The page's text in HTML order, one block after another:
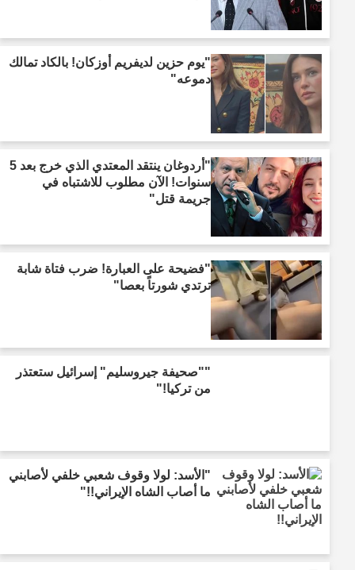
"يوم حزين لديفريم أوزكان! بالكاد تمالك
دموعه"
"أردوغان ينتقد المعتدي الذي خرج بعد 5
سنوات! الآن مطلوب للاشتباه في
جريمة قتل"
"فضيحة على العبارة! ضرب فتاة شابة
ترتدي شورتاً بعصا"
""صحيفة جيروسليم" إسرائيل ستعتذر
من تركيا!"
"الأسد: لولا وقوف شعبي خلفي لأصابني
ما أصاب الشاه الإيراني!!"